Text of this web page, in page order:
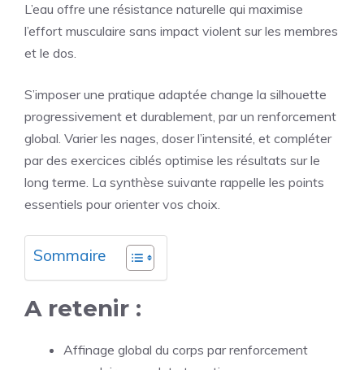
L’eau offre une résistance naturelle qui maximise
l’effort musculaire sans impact violent sur les membres
et le dos.
S’imposer une pratique adaptée change la silhouette
progressivement et durablement, par un renforcement
global. Varier les nages, doser l’intensité, et compléter
par des exercices ciblés optimise les résultats sur le
long terme. La synthèse suivante rappelle les points
essentiels pour orienter vos choix.
Sommaire
A retenir :
Affinage global du corps par renforcement